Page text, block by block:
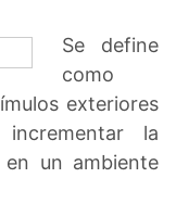
Se define
como
exteriores
la
un ambiente